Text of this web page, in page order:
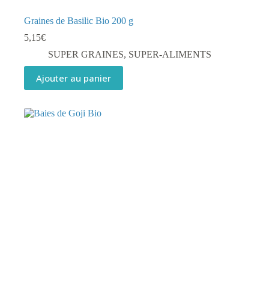
Graines de Basilic Bio 200 g
5,15€
SUPER GRAINES, SUPER-ALIMENTS
Ajouter au panier